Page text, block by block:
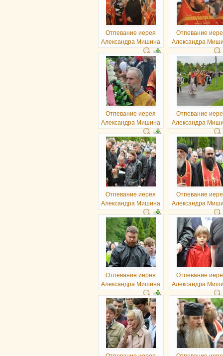
Отпевание иерея
Александра Мишина
Отпевание
Александра
Отпевание иерея
Александра Мишина
Отпевание
Александра
Отпевание иерея
Александра Мишина
Отпевание
Александра
Отпевание иерея
Александра Мишина
Отпевание
Александра